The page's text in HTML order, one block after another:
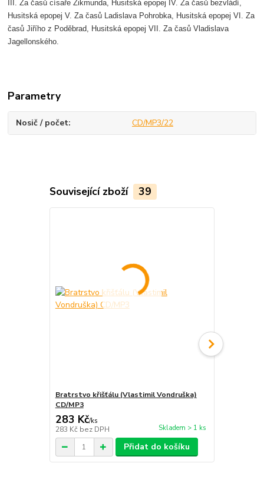
III. Za časů císaře Zikmunda, Husitská epopej IV. Za časů bezvládí,
Husitská epopej V. Za časů Ladislava Pohrobka, Husitská epopej VI. Za
časů Jiřího z Poděbrad, Husitská epopej VII. Za časů Vladislava
Jagellonského.
Parametry
Nosič / počet CD/MP3/22
Související zboží 39
Bratrstvo křišťálu (Vlastimil Vondruška)
CD/MP3
283 Kč/ks
283 Kč bez DPH Skladem > 1 ks
Přidat do košíku